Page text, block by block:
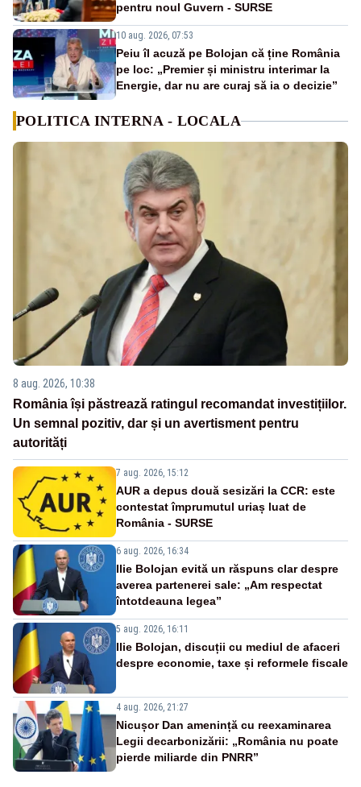
pentru noul Guvern - SURSE
10 aug. 2026, 07:53
Peiu îl acuză pe Bolojan că ține România
pe loc: „Premier și ministru interimar la
Energie, dar nu are curaj să ia o decizie”
POLITICA INTERNA - LOCALA
8 aug. 2026, 10:38
România își păstrează ratingul recomandat investițiilor.
Un semnal pozitiv, dar și un avertisment pentru
autorități
7 aug. 2026, 15:12
AUR a depus două sesizări la CCR: este
contestat împrumutul uriaș luat de
România - SURSE
6 aug. 2026, 16:34
Ilie Bolojan evită un răspuns clar despre
averea partenerei sale: „Am respectat
întotdeauna legea”
5 aug. 2026, 16:11
Ilie Bolojan, discuții cu mediul de afaceri
despre economie, taxe și reformele fiscale
4 aug. 2026, 21:27
Nicușor Dan amenință cu reexaminarea
Legii decarbonizării: „România nu poate
pierde miliarde din PNRR”